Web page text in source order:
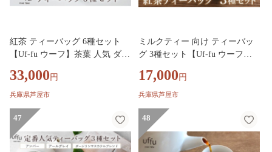
紅茶 ティーバッグ 6種セット
【Uf-fu ウーフ】茶葉 人気 ダー
ルグレイ アールグレイオハラ
ノッテ ミルクティー アイステ
贈り物 ギフト プレゼント
33,000 円
兵庫県芦屋市
ミルクティー 向け ティーバッ
グ 3種セット【Uf-fu ウーフ】
アールグレイ セイロン 紅茶セ
ット ストレートティー にも ア
シャルティー 詰め合わせ 贈り
物 ギフト プレゼント
17,000 円
兵庫県芦屋市
47 48